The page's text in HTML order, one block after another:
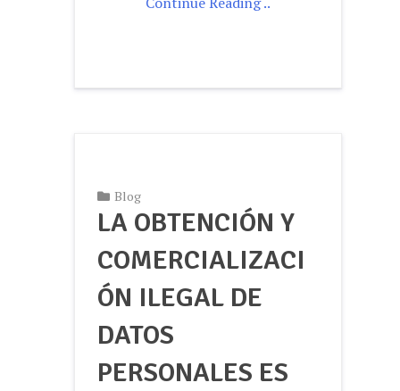
Blog
LA OBTENCIÓN Y
COMERCIALIZACI
ÓN ILEGAL DE
DATOS
PERSONALES ES